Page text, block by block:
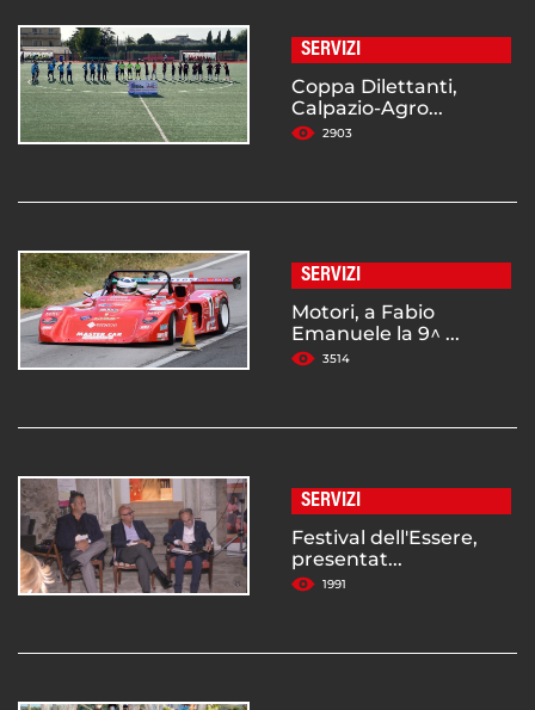
SERVIZI
Coppa Dilettanti,
Calpazio-Agro...
2903
SERVIZI
Motori, a Fabio
Emanuele la 9^ ...
3514
SERVIZI
Festival dell'Essere,
presentat...
1991